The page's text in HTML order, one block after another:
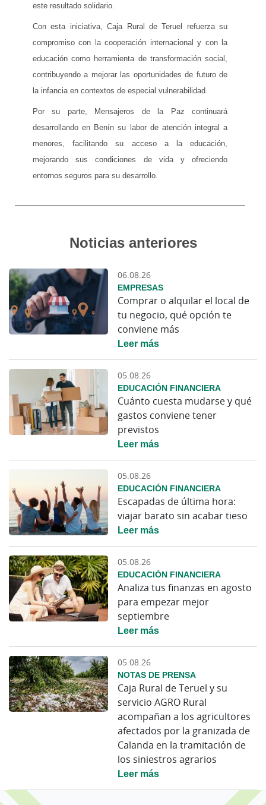
este resultado solidario.
Con esta iniciativa, Caja Rural de Teruel refuerza su
compromiso con la cooperación internacional y con la
educación como herramienta de transformación social,
contribuyendo a mejorar las oportunidades de futuro de
la infancia en contextos de especial vulnerabilidad.
Por su parte, Mensajeros de la Paz continuará
desarrollando en Benín su labor de atención integral a
menores, facilitando su acceso a la educación,
mejorando sus condiciones de vida y ofreciendo
entornos seguros para su desarrollo.
Noticias anteriores
06.08.26
EMPRESAS
Comprar o alquilar el local de
tu negocio, qué opción te
conviene más
Leer más
05.08.26
EDUCACIÓN FINANCIERA
Cuánto cuesta mudarse y qué
gastos conviene tener
previstos
Leer más
05.08.26
EDUCACIÓN FINANCIERA
Escapadas de última hora:
viajar barato sin acabar tieso
Leer más
05.08.26
EDUCACIÓN FINANCIERA
Analiza tus finanzas en agosto
para empezar mejor
septiembre
Leer más
05.08.26
NOTAS DE PRENSA
Caja Rural de Teruel y su
servicio AGRO Rural
acompañan a los agricultores
afectados por la granizada de
Calanda en la tramitación de
los siniestros agrarios
Leer más